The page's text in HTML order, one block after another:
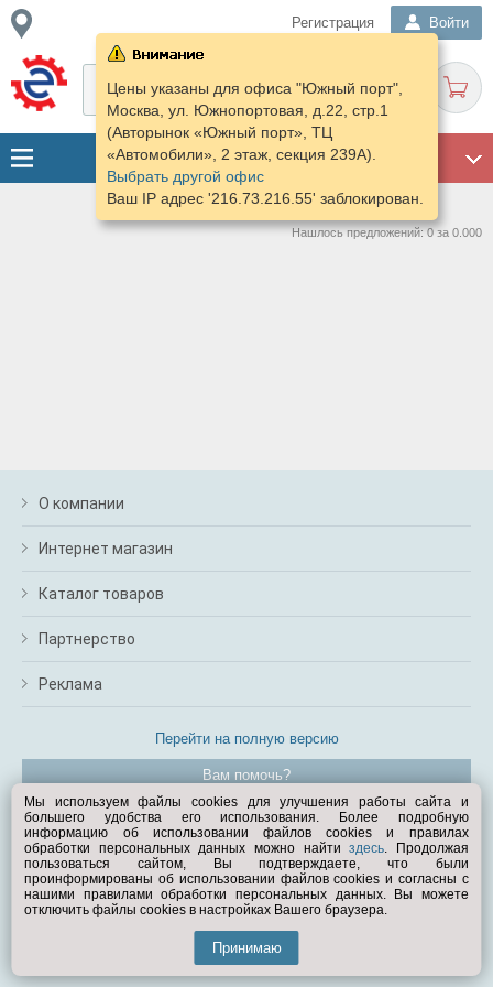
Регистрация Войти
Цены указаны для офиса "Южный порт",
Москва, ул. Южнопортовая, д.22, стр.1
(Авторынок «Южный порт», ТЦ
«Автомобили», 2 этаж, секция 239А).
Выбрать другой офис
Ваш IP адрес '216.73.216.55' заблокирован.
Нашлось предложений: 0 за 0.000
О компании
Интернет магазин
Каталог товаров
Партнерство
Реклама
Перейти на полную версию
Вам помочь?
© Exist.ru 1998—2026
Мы используем файлы cookies для улучшения работы сайта и
большего удобства его использования. Более подробную
информацию об использовании файлов cookies и правилах
обработки персональных данных можно найтиздесь. Продолжая
пользоваться сайтом, Вы подтверждаете, что были
проинформированы об использовании файлов cookies и согласны с
нашими правилами обработки персональных данных. Вы можете
отключить файлы cookies в настройках Вашего браузера.
Принимаю